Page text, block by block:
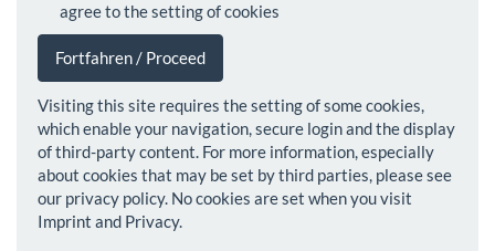
agree to the setting of cookies
Fortfahren / Proceed
Visiting this site requires the setting of some cookies,
which enable your navigation, secure login and the display
of third-party content. For more information, especially
about cookies that may be set by third parties, please see
our privacy policy. No cookies are set when you visit
Imprint and Privacy.